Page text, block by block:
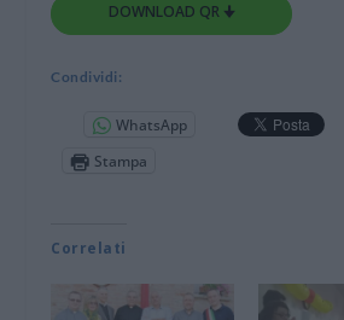
DOWNLOAD QR 🠋
Condividi:
WhatsApp
Stampa
Correlati